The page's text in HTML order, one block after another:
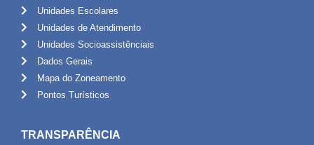
Unidades Escolares
Unidades de Atendimento
Unidades Socioassistênciais
Dados Gerais
Mapa do Zoneamento
Pontos Turísticos
TRANSPARÊNCIA